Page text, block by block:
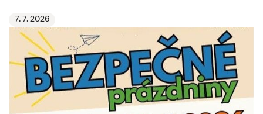
7. 7. 2026